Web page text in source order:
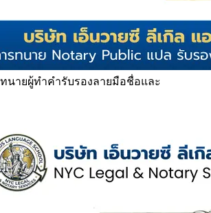
ทนายผู้ทำคำรับรองลายมือชื่อและ